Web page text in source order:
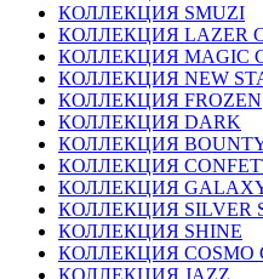
КОЛЛЕКЦИЯ SMUZI
КОЛЛЕКЦИЯ LAZER
КОЛЛЕКЦИЯ MAGIC
КОЛЛЕКЦИЯ NEW
КОЛЛЕКЦИЯ FROZEN
КОЛЛЕКЦИЯ DARK
КОЛЛЕКЦИЯ
КОЛЛЕКЦИЯ
КОЛЛЕКЦИЯ GALAXY
КОЛЛЕКЦИЯ SILVER
КОЛЛЕКЦИЯ SHINE
КОЛЛЕКЦИЯ COSMO
КОЛЛЕКЦИЯ JAZZ